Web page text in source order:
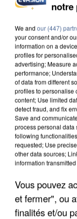
L’UN DES
UN SECOND
INTERPELLÉ EN
notre
We and our (447)
your consent and/or
information on a
profiles for
advertising; Measure
performance;
of data from different
profiles to personalise
content; Use limited
detect fraud, and fix
Save and
process personal data
following
requested; Use
other data sources;
information
Vous pouvez
et fermer", ou
finalités et/ou